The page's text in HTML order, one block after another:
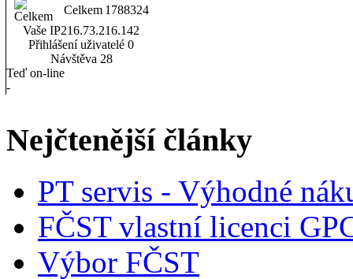
Celkem 1788324
Vaše IP216.73.216.142
Přihlášení uživatelé 0
Návštěva 28
Teď on-line
-
Nejčtenější články
PT servis - Výhodné
FČST vlastní licenci
Výbor FČST